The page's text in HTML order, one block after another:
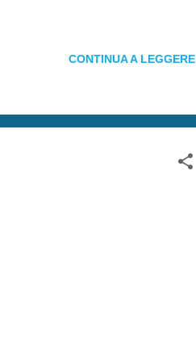
CONTINUA A LEGGERE